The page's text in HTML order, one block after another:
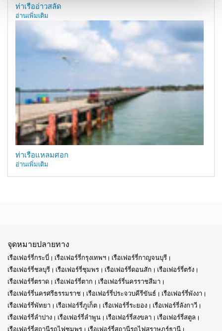
ท่าเรืออ่าวสลัด
อ่านเพิ่มเติม
ท่าเรือแหลมศอก
อ่านเพิ่มเติม
จุดหมายปลายทาง
เรือเฟอร์รี่กระบี่ เรือเฟอร์รี่กรุงเทพฯ
เรือเฟอร์รี่กาญจนบุรี
เรือเฟอร์รี่ชลบุรี
เรือเฟอร์รี่ชุมพร เรือเฟอร์รี่ดอนสัก
เรือเฟอร์รี่ตรัง
เรือเฟอร์รี่ตราด
เรือเฟอร์รี่ตาก
เรือเฟอร์รี่นครราชสีมา
เรือเฟอร์รี่นครศรีธรรมราช
เรือเฟอร์รี่ประจวบคีรีขันธ์
เรือเฟอร์รี่พังงา
เรือเฟอร์รี่พัทยา
เรือเฟอร์รี่ภูเก็ต เรือเฟอร์รี่ระยอง
เรือเฟอร์รี่ลังกาวี
เรือเฟอร์รี่ลำปาง
เรือเฟอร์รี่ลำพูน เรือเฟอร์รี่สงขลา
เรือเฟอร์รี่สตูล
เรือเฟอร์รี่สถานีรถไฟชุมพร
เรือเฟอร์รี่สถานีรถไฟสุราษฎร์ธานี